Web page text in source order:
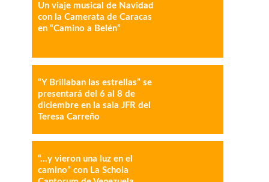
Un viaje musical de Navidad
con la Camerata de Caracas
en “Camino a Belén”
“Y Brillaban las estrellas” se
presentará del 6 al 8 de
diciembre en la sala JFR del
Teresa Carreño
“…y vieron una luz en el
camino” con La Schola